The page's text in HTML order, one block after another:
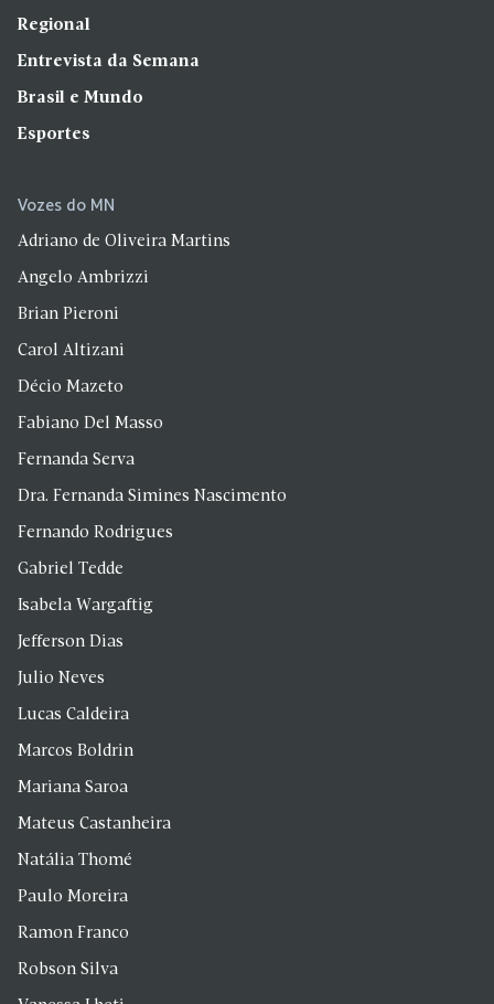
Regional
Entrevista da Semana
Brasil e Mundo
Esportes
Vozes do MN
Adriano de Oliveira Martins
Angelo Ambrizzi
Brian Pieroni
Carol Altizani
Décio Mazeto
Fabiano Del Masso
Fernanda Serva
Dra. Fernanda Simines Nascimento
Fernando Rodrigues
Gabriel Tedde
Isabela Wargaftig
Jefferson Dias
Julio Neves
Lucas Caldeira
Marcos Boldrin
Mariana Saroa
Mateus Castanheira
Natália Thomé
Paulo Moreira
Ramon Franco
Robson Silva